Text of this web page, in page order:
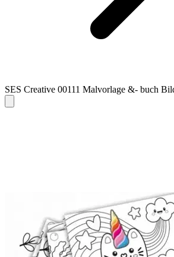
SES Creative 00111 Malvorlage &- buch